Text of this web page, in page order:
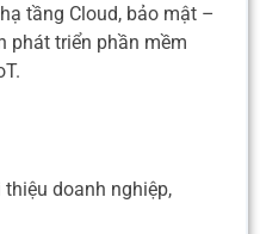
tầng Cloud, bảo mật –
phát triển phần mềm
doanh nghiệp,